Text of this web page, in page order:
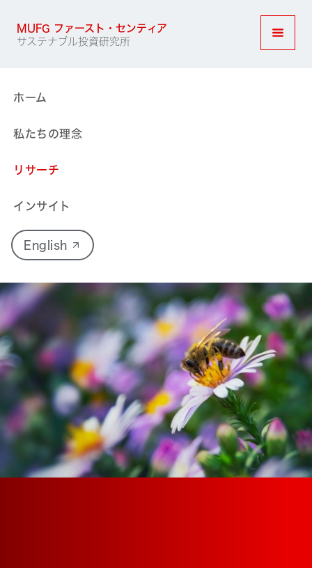
MUFG ファースト・センティア
サステナブル投資研究所 ナビゲ
ホーム
私たちの理念
リサーチ
インサイト
English